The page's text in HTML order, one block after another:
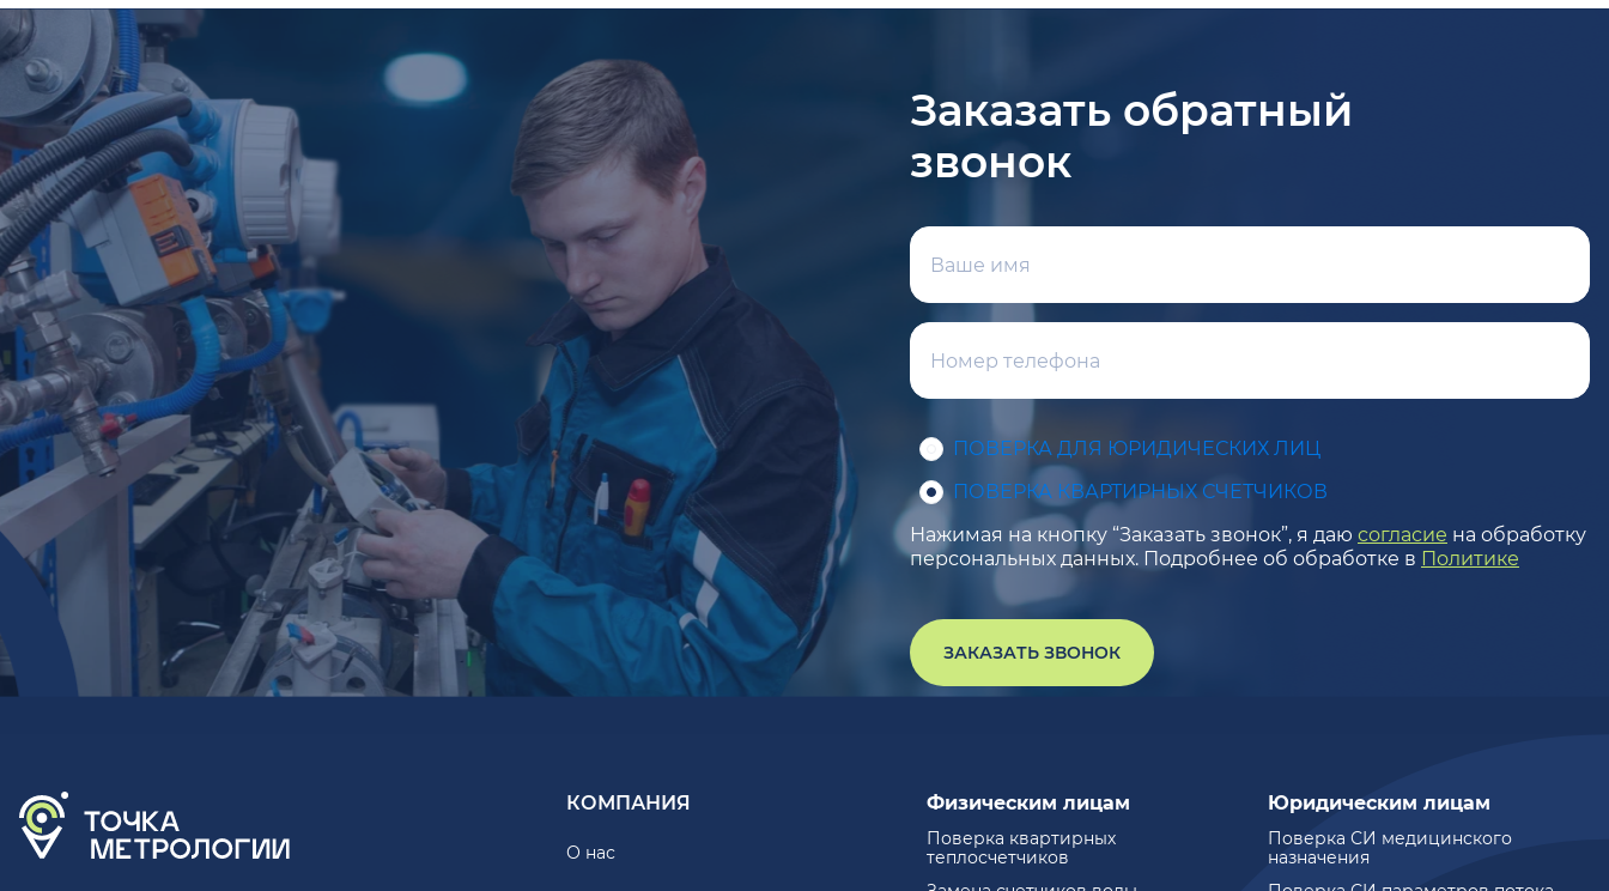
Заказать обратный
звонок
ПОВЕРКА ДЛЯ ЮРИДИЧЕСКИХ ЛИЦ
ПОВЕРКА КВАРТИРНЫХ СЧЕТЧИКОВ
Нажимая на кнопку “Заказать звонок”, я даю согласие на обработку
персональных данных. Подробнее об обработке в Политике
ЗАКАЗАТЬ ЗВОНОК
КОМПАНИЯ
О нас
Физическим лицам
Поверка квартирных
теплосчетчиков
Юридическим лицам
Поверка СИ медицинского
назначения